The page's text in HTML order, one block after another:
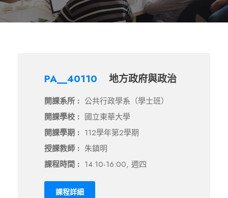
PA__40110 地方政府與政治
開課系所 : 公共行政學系（學士班）
開課學校 : 國立東華大學
開課學期 : 112學年第2學期
授課教師 : 朱鎮明
課程時間 : 14:10-16:00, 週四
課程詳細